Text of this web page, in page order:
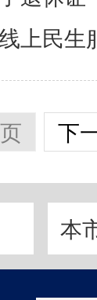
上民生
下
本